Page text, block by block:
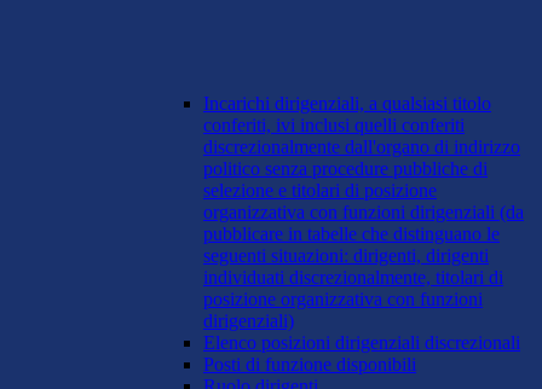
Incarichi dirigenziali, a qualsiasi titolo
conferiti, ivi inclusi quelli conferiti
discrezionalmente dall'organo di indirizzo
politico senza procedure pubbliche di
selezione e titolari di posizione
organizzativa con funzioni dirigenziali (da
pubblicare in tabelle che distinguano le
seguenti situazioni: dirigenti, dirigenti
individuati discrezionalmente, titolari di
posizione organizzativa con funzioni
dirigenziali)
Elenco posizioni dirigenziali discrezionali
Posti di funzione disponibili